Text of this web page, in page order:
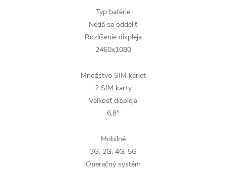
Typ batérie
Nedá sa oddeliť
Rozlíšenie displeja
2460x1080
Množstvo SIM kariet
2 SIM karty
Veľkosť displeja
6,8"
Mobilné
3G, 2G, 4G, 5G
Operačný systém